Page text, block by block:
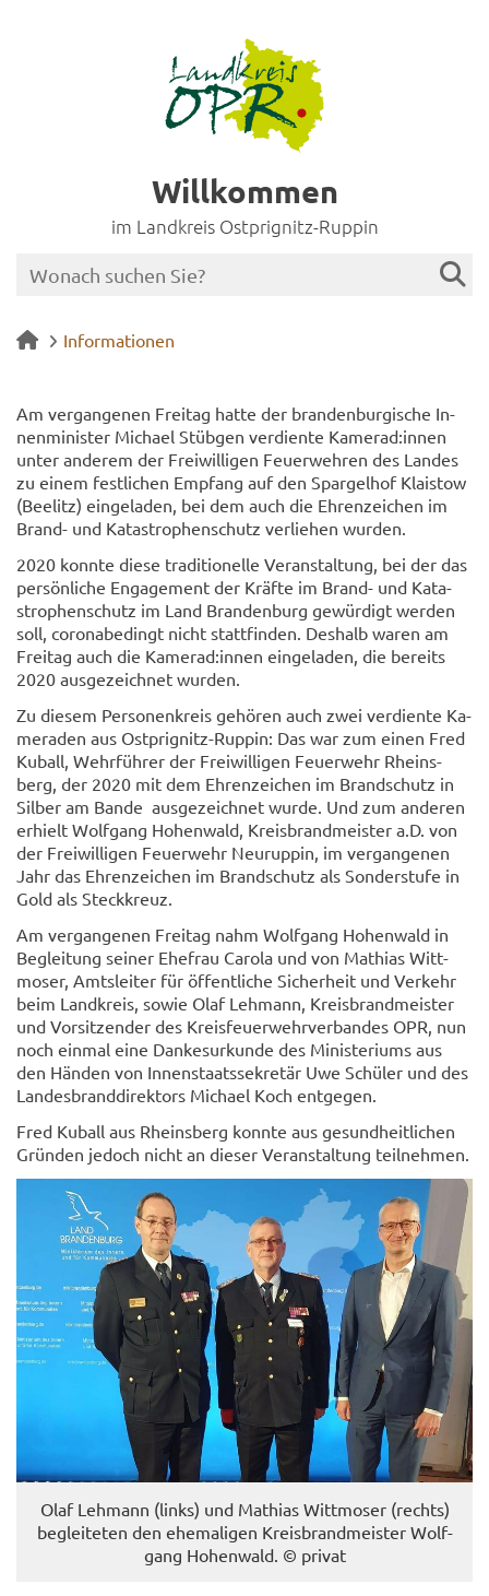
Willkommen
im Landkreis Ostprignitz-Ruppin
Informationen
Am ver­gan­ge­nen Frei­tag hatte der bran­den­bur­gi­sche In­
nen­mi­nis­ter Mi­cha­el Stüb­gen ver­dien­te Ka­me­rad:innen
unter an­de­rem der Frei­wil­li­gen Feu­er­weh­ren des Lan­des
zu einem fest­li­chen Emp­fang auf den Spar­gel­hof Klais­tow
(Beelitz) ein­ge­la­den, bei dem auch die Eh­ren­zei­chen im
Brand-​ und Ka­ta­stro­phen­schutz ver­lie­hen wur­den.
2020 konn­te diese tra­di­tio­nel­le Ver­an­stal­tung, bei der das
per­sön­li­che En­ga­ge­ment der Kräf­te im Brand-​ und Ka­ta­
stro­phen­schutz im Land Bran­den­burg ge­wür­digt wer­den
soll, co­ro­nabe­dingt nicht statt­fin­den. Des­halb waren am
Frei­tag auch die Ka­me­rad:innen ein­ge­la­den, die be­reits
2020 aus­ge­zeich­net wur­den.
Zu die­sem Per­so­nen­kreis ge­hö­ren auch zwei ver­dien­te Ka­
me­ra­den aus Ostprignitz-​Ruppin: Das war zum einen Fred
Ku­ball, Wehr­füh­rer der Frei­wil­li­gen Feu­er­wehr Rheins­
berg, der 2020 mit dem Eh­ren­zei­chen im Brand­schutz in
Sil­ber am Bande aus­ge­zeich­net wurde. Und zum an­de­ren
er­hielt Wolf­gang Ho­hen­wald, Kreis­brand­meis­ter a.D. von
der Frei­wil­li­gen Feu­er­wehr Neu­rup­pin, im ver­gan­ge­nen
Jahr das Eh­ren­zei­chen im Brand­schutz als Son­der­stu­fe in
Gold als Steck­kreuz.
Am ver­gan­ge­nen Frei­tag nahm Wolf­gang Ho­hen­wald in
Be­glei­tung sei­ner Ehe­frau Ca­ro­la und von Ma­thi­as Witt­
mo­ser, Amts­lei­ter für öf­fent­li­che Si­cher­heit und Ver­kehr
beim Land­kreis, sowie Olaf Leh­mann, Kreis­brand­meis­ter
und Vor­sit­zen­der des Kreis­feu­er­wehr­ver­ban­des OPR, nun
noch ein­mal eine Dan­kes­ur­kun­de des Mi­nis­te­ri­ums aus
den Hän­den von In­nen­staats­se­kre­tär Uwe Schü­ler und des
Lan­des­brand­di­rek­tors Mi­cha­el Koch ent­ge­gen.
Fred Ku­ball aus Rheins­berg konn­te aus ge­sund­heit­li­chen
Grün­den je­doch nicht an die­ser Ver­an­stal­tung teil­neh­men.
Olaf Leh­mann (links) und Ma­thi­as Witt­mo­ser (rechts)
be­glei­te­ten den ehe­ma­li­gen Kreis­brand­meis­ter Wolf­
gang Ho­hen­wald. © pri­vat